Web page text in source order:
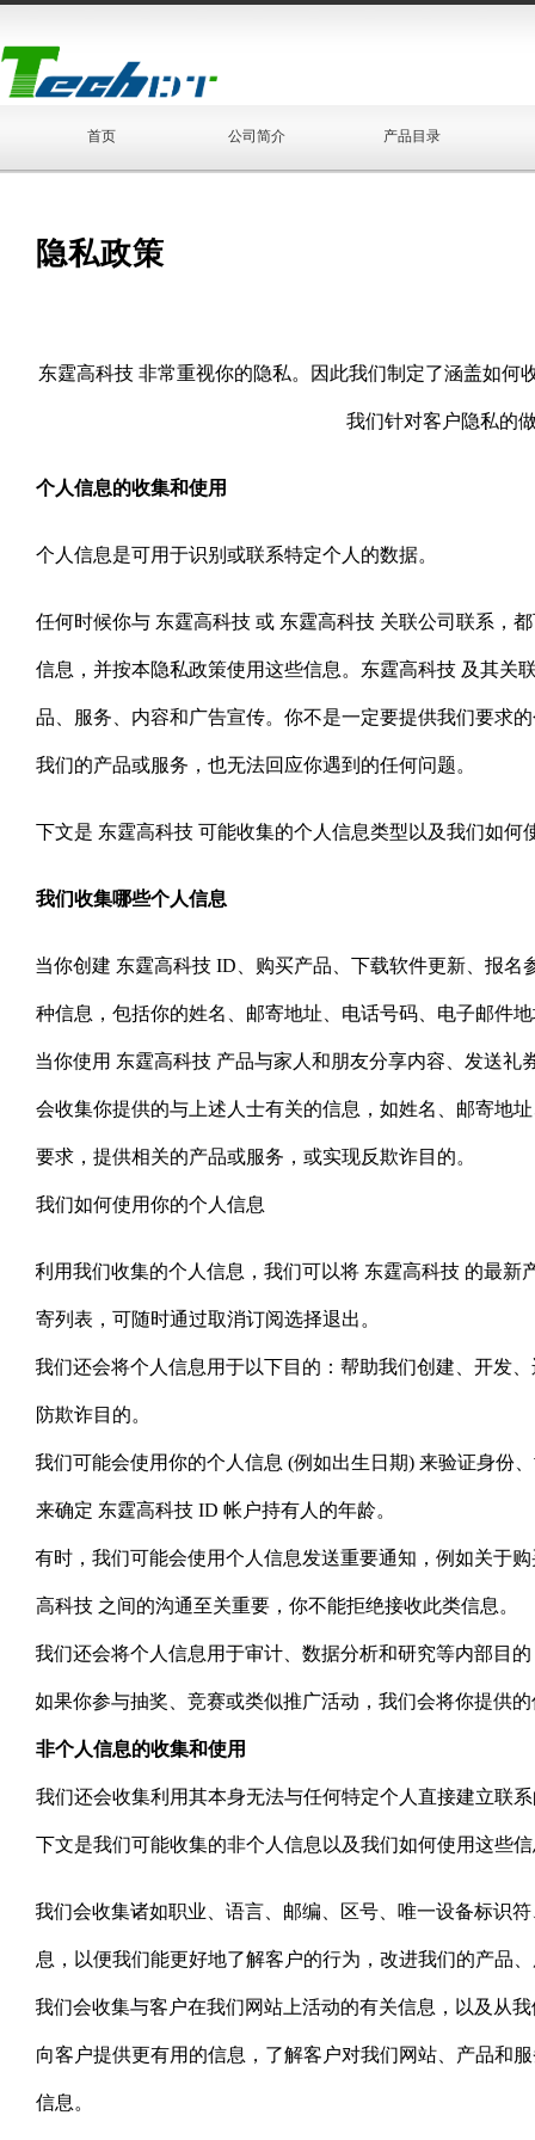
隐私政策
东霆高科技 非常重视你的隐私。因此我们制定了涵盖如
我们针对客户隐私的
个人信息的收集和使用
个人信息是可用于识别或联系特定个人的数据。
任何时候你与 东霆高科技 或 东霆高科技 关联公司联系，
信息，并按本隐私政策使用这些信息。东霆高科技 及其关
品、服务、内容和广告宣传。你不是一定要提供我们要求
我们的产品或服务，也无法回应你遇到的任何问题。
下文是 东霆高科技 可能收集的个人信息类型以及我们如何
我们收集哪些个人信息
当你创建 东霆高科技 ID 、购买产品、下载软件更新、报
种信息，包括你的姓名、邮寄地址、电话号码、电子邮件
当你使用 东霆高科技 产品与家人和朋友分享内容、发送
会收集你提供的与上述人士有关的信息，如姓名、邮寄地
要求，提供相关的产品或服务，或实现反欺诈目的。
我们如何使用你的个人信息
利用我们收集的个人信息，我们可以将 东霆高科技 的最
寄列表，可随时通过取消订阅选择退出。
我们还会将个人信息用于以下目的：帮助我们创建、开发
防欺诈目的。
我们可能会使用你的个人信息 (例如出生日期) 来验证身份
来确定 东霆高科技 ID 帐户持有人的年龄。
有时，我们可能会使用个人信息发送重要通知，例如关于
高科技 之间的沟通至关重要，你不能拒绝接收此类信息。
我们还会将个人信息用于审计、数据分析和研究等内部目
如果你参与抽奖、竞赛或类似推广活动，我们会将你提供
非个人信息的收集和使用
我们还会收集利用其本身无法与任何特定个人直接建立联
下文是我们可能收集的非个人信息以及我们如何使用这些
我们会收集诸如职业、语言、邮编、区号、唯一设备标识
息，以便我们能更好地了解客户的行为，改进我们的产品
我们会收集与客户在我们网站上活动的有关信息，以及从
向客户提供更有用的信息，了解客户对我们网站、产品和
信息。
首页 公司简介 产品目录